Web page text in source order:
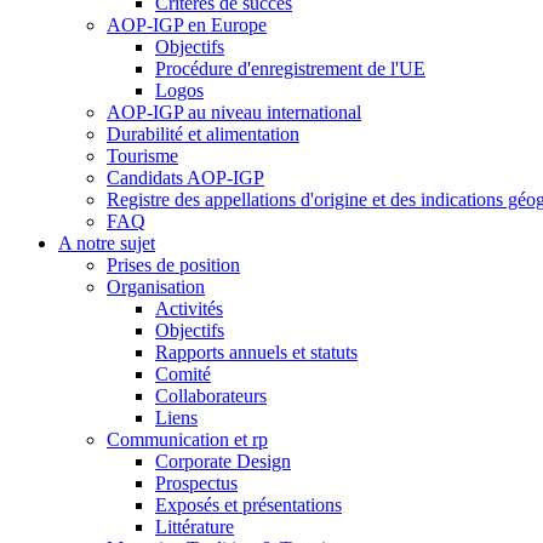
AOP-IGP en Europe
Objectifs
Procédure d'enregistrement de l'UE
Logos
AOP-IGP au niveau international
Durabilité et alimentation
Tourisme
Candidats AOP-IGP
Registre des appellations d'origine et des indications
FAQ
A notre sujet
Prises de position
Organisation
Activités
Objectifs
Rapports annuels et statuts
Comité
Collaborateurs
Liens
Communication et rp
Corporate Design
Prospectus
Exposés et présentations
Littérature